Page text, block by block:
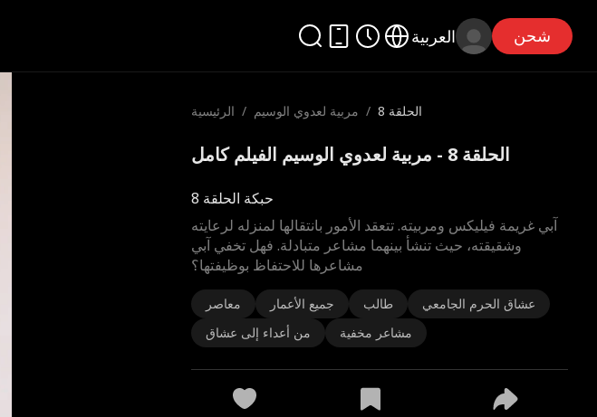
العربية شحن
الرئيسية / مربية لعدوي الوسيم / الحلقة 8
الحلقة 8 - مربية لعدوي الوسيم الفيلم كامل
حبكة الحلقة 8
آبي غريمة فيليكس ومربيته. تتعقد الأمور بانتقالها لمنزله لرعايته
وشقيقته، حيث تنشأ بينهما مشاعر متبادلة. فهل تخفي آبي
مشاعرها للاحتفاظ بوظيفتها؟
معاصر جميع الأعمار طالب
عشاق الحرم الجامعي
من أعداء إلى عشاق
مشاعر مخفية